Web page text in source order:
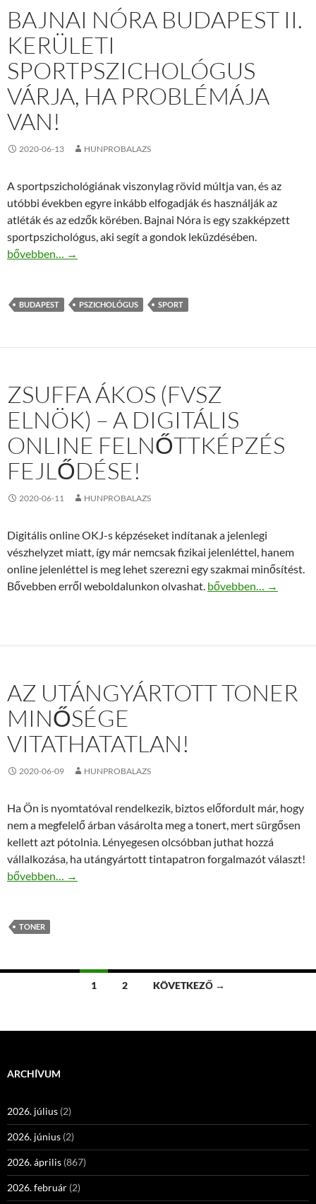
BAJNAI NÓRA BUDAPEST II.
KERÜLETI
SPORTPSZICHOLÓGUS
VÁRJA, HA PROBLÉMÁJA
VAN!
2020-06-13 HUNPROBALAZS
A sportpszichológiának viszonylag rövid múltja van, és az
utóbbi években egyre inkább elfogadják és használják az
atléták és az edzők körében. Bajnai Nóra is egy szakképzett
sportpszichológus, aki segít a gondok leküzdésében.
Bajnai Nóra Budapest II. kerületi sportpszichológus várja, ha
bővebben… →
BUDAPEST PSZICHOLÓGUS SPORT
ZSUFFA ÁKOS (FVSZ
ELNÖK) – A DIGITÁLIS
ONLINE FELNŐTTKÉPZÉS
FEJLŐDÉSE!
2020-06-11 HUNPROBALAZS
Digitális online OKJ-s képzéseket indítanak a jelenlegi
vészhelyzet miatt, így már nemcsak fizikai jelenléttel, hanem
online jelenléttel is meg lehet szerezni egy szakmai minősítést.
Bővebben erről weboldalunkon olvashat. Zsuffa Ákos (FVSZ
bővebben… →
AZ UTÁNGYÁRTOTT TONER
MINŐSÉGE
VITATHATATLAN!
2020-06-09 HUNPROBALAZS
Ha Ön is nyomtatóval rendelkezik, biztos előfordult már, hogy
nem a megfelelő árban vásárolta meg a tonert, mert sürgősen
kellett azt pótolnia. Lényegesen olcsóbban juthat hozzá
vállalkozása, ha utángyártott tintapatron forgalmazót választ!
Az utángyártott toner minősége vitathatatlan!
bővebben… →
TONER
1 2 KÖVETKEZŐ →
ARCHÍVUM
2026. július (2)
2026. június (2)
2026. április (867)
2026. február (2)